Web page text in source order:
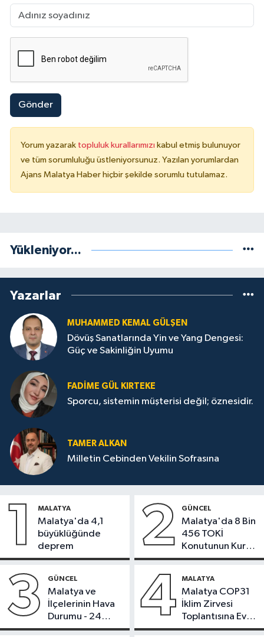
Gönder
Yorum yazarak topluluk kurallarımızı kabul etmiş bulunuyor
ve tüm sorumluluğu üstleniyorsunuz. Yazılan yorumlardan
Ajans Malatya Haber hiçbir şekilde sorumlu tutulamaz.
Yükleniyor...
Yazarlar
MUHAMMED KEMAL GÜLŞEN
Dövüş Sanatlarında Yin ve Yang Dengesi:
Güç ve Sakinliğin Uyumu
FADIME GÜL KIRTEKE
Sporcu, sistemin müşterisi değil; öznesidir.
TAMER ALKAN
Milletin Cebinden Vekilin Sofrasına
1 MALATYA
Malatya'da 4,1
büyüklüğünde
deprem
2 GÜNCEL
Malatya'da 8 Bin
456 TOKİ
Konutunun Kurası
Bugün Çekiliyor
3 GÜNCEL
Malatya ve
İlçelerinin Hava
Durumu - 24
Temmuz 2026
4 MALATYA
Malatya COP31
İklim Zirvesi
Toplantısına Ev
Sahipliği Yaptı